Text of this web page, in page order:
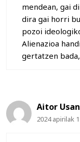
mendean, gai
dira gai horri
pozoi
Alienazioa
gertatzen
Aitor
2024 apirilak